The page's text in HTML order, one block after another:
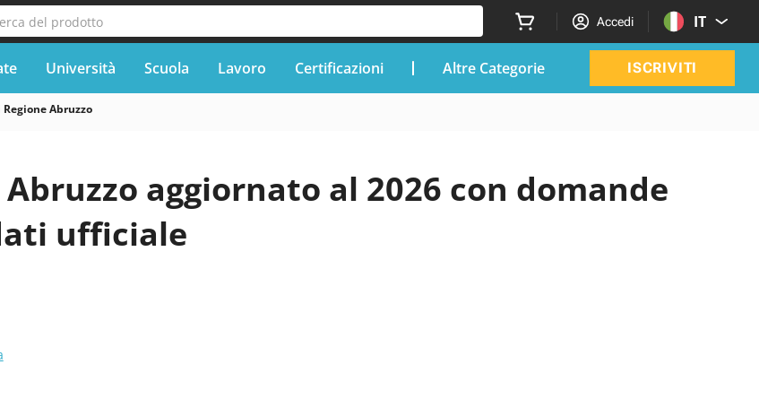
del prodotto Accedi IT
Università Scuola Lavoro Certificazioni Altre Categorie ISCRIVITI
Regione Abruzzo
Abruzzo aggiornato al 2026 con domande
ufficiale